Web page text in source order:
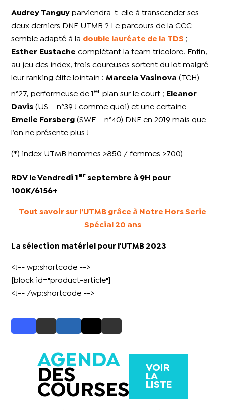
Audrey Tanguy parviendra-t-elle à transcender ses
deux derniers DNF UTMB ? Le parcours de la CCC
semble adapté à la double lauréate de la TDS ;
Esther Eustache complétant la team tricolore. Enfin,
au jeu des index, trois coureuses sortent du lot malgré
leur ranking élite lointain :Marcela Vasinova (TCH)
n°27, performeuse de 1 er plan sur le court ;
Eleanor
Davis (US – n°39 ! comme quoi) et une certaine
Emelie Forsberg (SWE – n°40) DNF en 2019 mais que
l’on ne présente plus !
(*) index UTMB hommes >850 / femmes >700)
RDV le Vendredi 1 er septembre à 9H pour
100K/6156+
Tout savoir sur l’UTMB grâce à Notre Hors Serie
Spécial 20 ans
La sélection matériel pour l'UTMB 2023
<!-- wp:shortcode -->
[block id="product-article"]
<!-- /wp:shortcode -->
AGENDA
DES
COURSES
VOIR
LA
LISTE